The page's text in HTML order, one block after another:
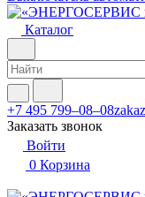
Каталог
+7 495 799–08–08
Заказать звонок
Войти
0 Корзина